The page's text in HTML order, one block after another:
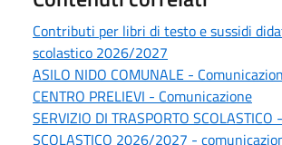
Contributi per libri di testo e sussidi
scolastico 2026/2027
ASILO NIDO COMUNALE -
CENTRO PRELIEVI - Comunicazione
SERVIZIO DI TRASPORTO SCOLASTICO
SCOLASTICO 2026/2027 -